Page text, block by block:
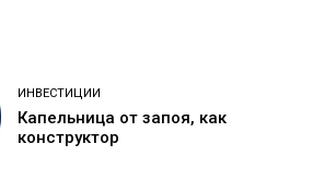
ИНВЕСТИЦИИ
Капельница от запоя, как
конструктор